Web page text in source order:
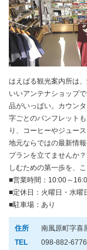
はえばる観光案内所は
いいアンテナショップ
品がいっぱい。カウン
字ごとのパンフレット
り、コーヒーやジュー
地元ならではの最新情
プランを立てませんか
しむための第一歩を、
■営業時間：10:00～
■定休日：火曜日・水曜
■駐車場：あり
住所
南風原町字喜
TEL
098-882-6776